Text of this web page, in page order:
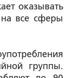
оказывать
на все сферы
группы.